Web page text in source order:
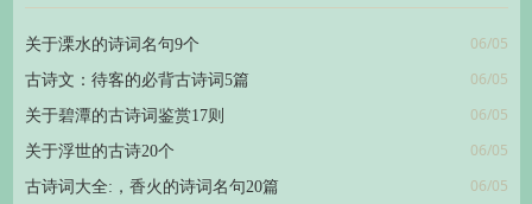
关于溧水的诗词名句9个 06/05
古诗文：待客的必背古诗词5篇 06/05
关于碧潭的古诗词鉴赏17则 06/05
关于浮世的古诗20个 06/05
古诗词大全:，香火的诗词名句20篇 06/05